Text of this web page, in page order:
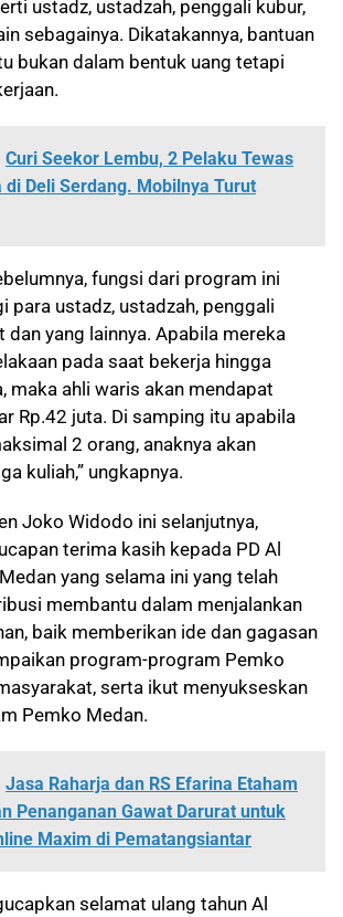
ustadz, ustadzah, penggali kubur,
sebagainya. Dikatakannya, bantuan
bukan dalam bentuk uang tetapi
Curi Seekor Lembu, 2 Pelaku Tewas
di Deli Serdang. Mobilnya Turut
fungsi dari program ini
para ustadz, ustadzah, penggali
dan yang lainnya. Apabila mereka
pada saat bekerja hingga
maka ahli waris akan mendapat
Rp.42 juta. Di samping itu apabila
2 orang, anaknya akan
kuliah,” ungkapnya.
Joko Widodo ini selanjutnya,
terima kasih kepada PD Al
yang selama ini yang telah
membantu dalam menjalankan
baik memberikan ide dan gagasan
program-program Pemko
serta ikut menyukseskan
Pemko Medan.
Jasa Raharja dan RS Efarina Etaham
Penanganan Gawat Darurat untuk
Maxim di Pematangsiantar
selamat ulang tahun Al